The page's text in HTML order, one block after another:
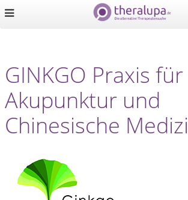
GINKGO Praxis für
Akupunktur und
Chinesische